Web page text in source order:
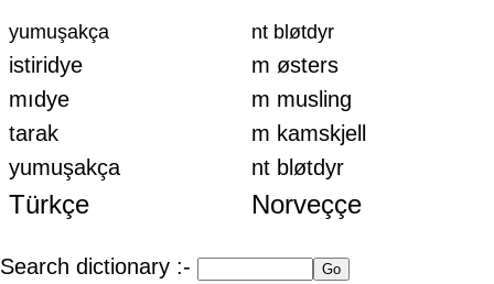
yumuşakça nt bløtdyr
istiridye
m østers
mıdye
m musling
tarak
m kamskjell
yumuşakça
nt bløtdyr
Türkçe Norveççe
Search dictionary :-